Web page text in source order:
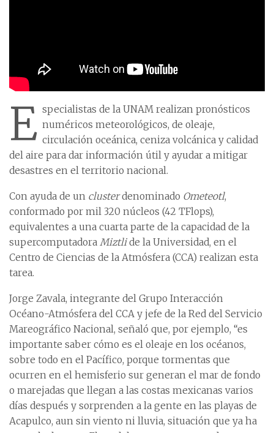
E specialistas de la UNAM realizan pronósticos
numéricos meteorológicos, de oleaje,
circulación oceánica, ceniza volcánica y calidad
del aire para dar información útil y ayudar a mitigar
desastres en el territorio nacional.
Con ayuda de un clusterdenominado Ometeotl,
conformado por mil 320 núcleos (42 TFlops),
equivalentes a una cuarta parte de la capacidad de la
supercomputadora Miztlide la Universidad, en el
Centro de Ciencias de la Atmósfera (CCA) realizan esta
tarea.
Jorge Zavala, integrante del Grupo Interacción
Océano-Atmósfera del CCA y jefe de la Red del Servicio
Mareográfico Nacional, señaló que, por ejemplo, “es
importante saber cómo es el oleaje en los océanos,
sobre todo en el Pacífico, porque tormentas que
ocurren en el hemisferio sur generan el mar de fondo
o marejadas que llegan a las costas mexicanas varios
días después y sorprenden a la gente en las playas de
Acapulco, aun sin viento ni lluvia, situación que ya ha